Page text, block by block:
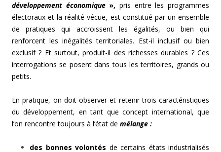
développement économique», pris entre les programmes
électoraux et la réalité vécue, est constitué par un ensemble
de pratiques qui accroissent les égalités, ou bien qui
renforcent les inégalités territoriales. Est-il inclusif ou bien
exclusif ? Et surtout, produit-il des richesses durables ? Ces
interrogations se posent dans tous les territoires, grands ou
petits.
En pratique, on doit observer et retenir trois caractéristiques
du développement, en tant que concept international, que
l’on rencontre toujours à l’état de mélange :
des bonnes volontés de certains états industrialisés